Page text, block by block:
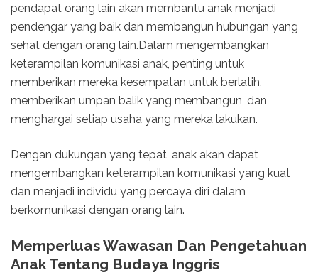
pendapat orang lain akan membantu anak menjadi
pendengar yang baik dan membangun hubungan yang
sehat dengan orang lain.Dalam mengembangkan
keterampilan komunikasi anak, penting untuk
memberikan mereka kesempatan untuk berlatih,
memberikan umpan balik yang membangun, dan
menghargai setiap usaha yang mereka lakukan.
Dengan dukungan yang tepat, anak akan dapat
mengembangkan keterampilan komunikasi yang kuat
dan menjadi individu yang percaya diri dalam
berkomunikasi dengan orang lain.
Memperluas Wawasan Dan Pengetahuan
Anak Tentang Budaya Inggris